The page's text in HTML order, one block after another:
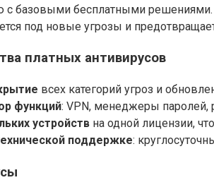
базовыми бесплатными решениями.
под новые угрозы и
платных антивирусов
всех категорий угроз и
функций: VPN, менеджеры паролей,
устройств на одной лицензии,
поддержке: